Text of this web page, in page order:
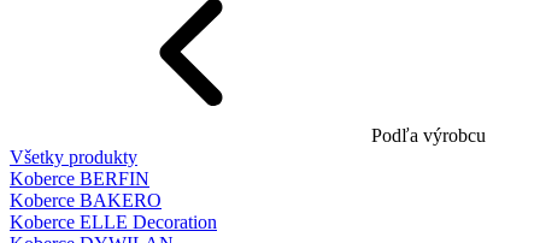
Podľa výrobcu
Všetky produkty
Koberce BERFIN
Koberce BAKERO
Koberce ELLE Decoration